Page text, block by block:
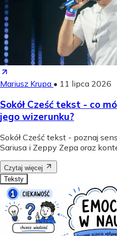
Mariusz Krupa • 11 lipca 2026
Sokół Cześć tekst - co
jego wizerunku?
Sokół Cześć tekst - poznaj
Sariusa i Zeppy Zepa oraz
Czytaj więcej
Teksty